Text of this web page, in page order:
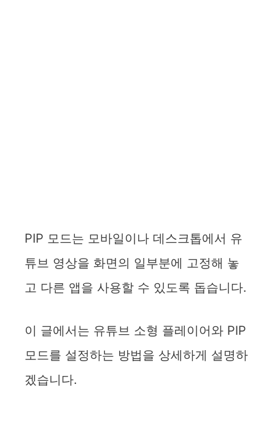
PIP 모드는 모바일이나 데스크톱에서 유
튜브 영상을 화면의 일부분에 고정해 놓
고 다른 앱을 사용할 수 있도록 돕습니다.
이 글에서는 유튜브 소형 플레이어와 PIP
모드를 설정하는 방법을 상세하게 설명하
겠습니다.